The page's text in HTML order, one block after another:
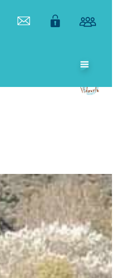
ETABLISSEMENT
PUBLIC
TERRITORIAL